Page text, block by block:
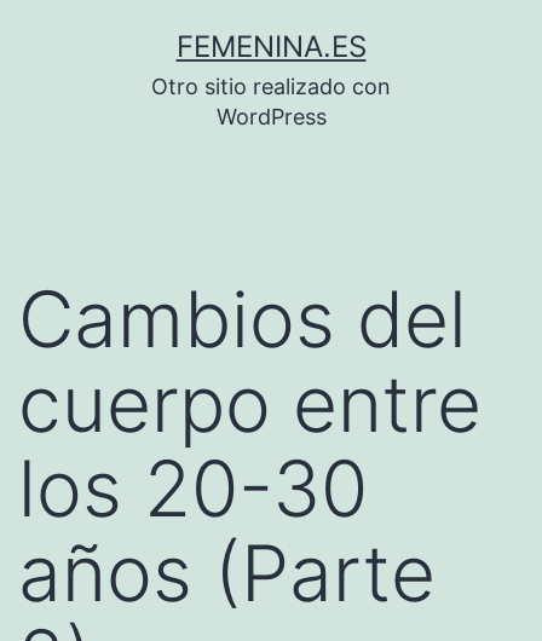
FEMENINA.ES
Otro sitio realizado con
WordPress
Cambios del
cuerpo entre
los 20-30
años (Parte